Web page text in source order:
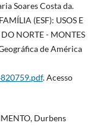
Soares Costa da.
(ESF): USOS E
NORTE - MONTES
de América
. Acesso
Durbens